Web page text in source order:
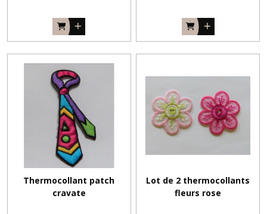
Thermocollant patch
cravate
Lot de 2 thermocollants
fleurs rose